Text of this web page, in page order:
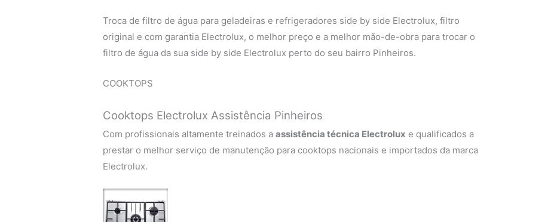
Troca de filtro de água para geladeiras e refrigeradores side by side Electrolux, filtro
original e com garantia Electrolux, o melhor preço e a melhor mão-de-obra para trocar o
filtro de água da sua side by side Electrolux perto do seu bairro Pinheiros.
COOKTOPS
Cooktops Electrolux Assistência Pinheiros
Com profissionais altamente treinados aassistência técnica Electrolux e qualificados a
prestar o melhor serviço de manutenção para cooktops nacionais e importados da marca
Electrolux.